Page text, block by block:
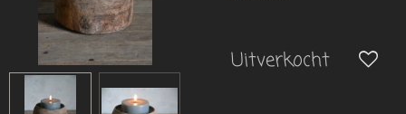
Uitverkocht